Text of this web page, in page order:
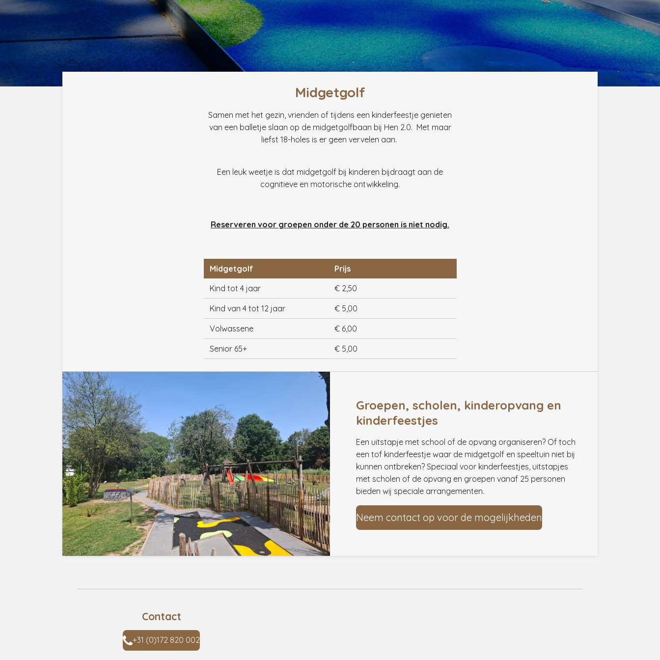
Midgetgolf
Samen met het gezin, vrienden of tijdens een kinderfeestje genieten
van een balletje slaan op de midgetgolfbaan bij Hen 2.0. Met maar
liefst 18-holes is er geen vervelen aan.
Een leuk weetje is dat midgetgolf bij kinderen bijdraagt aan de
cognitieve en motorische ontwikkeling.
Reserveren voor groepen onder de 20 personen is niet nodig.
Midgetgolf
Prijs
Kind tot 4 jaar
€ 2,50
Kind van 4 tot 12 jaar € 5,00
Volwassene € 6,00
Senior 65+ € 5,00
Groepen, scholen, kinderopvang en
kinderfeestjes
Een uitstapje met school of de opvang organiseren? Of toch
een tof kinderfeestje waar de midgetgolf en speeltuin niet bij
kunnen ontbreken? Speciaal voor kinderfeestjes, uitstapjes
met scholen of de opvang en groepen vanaf 25 personen
bieden wij speciale arrangementen.
Neem contact op voor de mogelijkheden
Contact
+31 (0)172 820 002